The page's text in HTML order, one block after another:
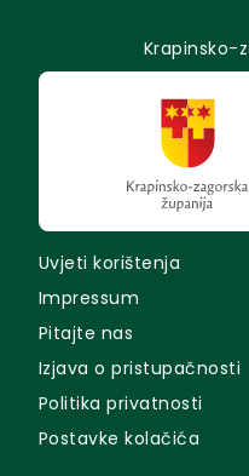
Krapinsko-
Uvjeti korištenja
Impressum
Pitajte nas
Izjava o pristupačnosti
Politika privatnosti
Postavke kolačića